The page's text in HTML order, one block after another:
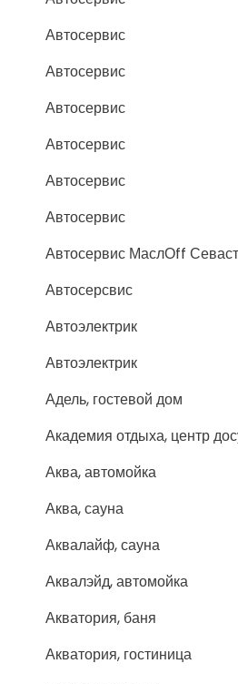
Автосервис
Автосервис
Автосервис
Автосервис
Автосервис
Автосервис
Автосервис МаслОff
Автосерсвис
Автоэлектрик
Автоэлектрик
Адель, гостевой дом
Академия отдыха, центр
Аква, автомойка
Аква, сауна
Аквалайф, сауна
Аквалэйд, автомойка
Акватория, баня
Акватория, гостиница